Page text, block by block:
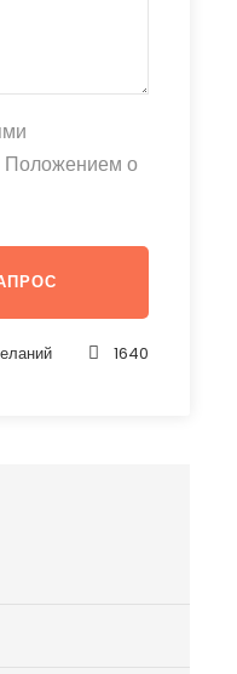
Положением о
1640